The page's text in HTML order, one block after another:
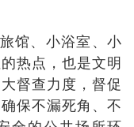
馆、小浴室、小
热点，也是文明
督查力度，督促
保不漏死角、不